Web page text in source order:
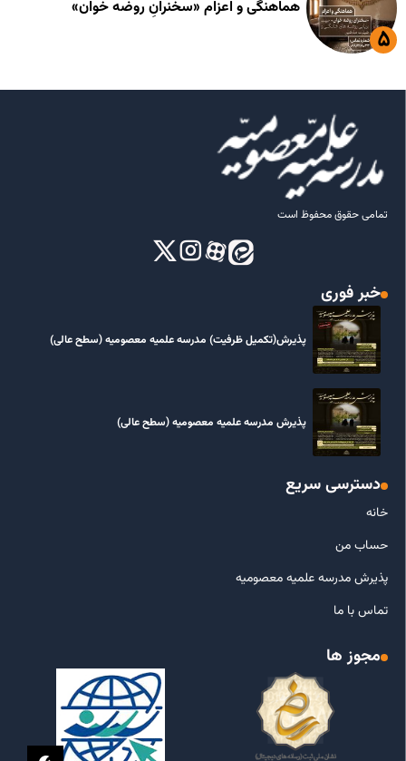
هماهنگی و اعزام «سخنرانِ روضه خوان»
تمامی حقوق محفوظ است
خبر فوری
پذیرش(تکمیل ظرفیت) مدرسه علمیه معصومیه‌ (سطح عالی)
پذیرش مدرسه علمیه معصومیه‌ (سطح عالی)
دسترسی سریع
خانه
حساب من
پذیرش مدرسه علمیه معصومیه
تماس با ما
مجوز ها